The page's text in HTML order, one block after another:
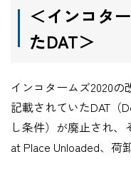
＜インコタ
たDAT＞
インコタームズ2020の
記載されていたDAT（
し条件）が廃止され、
at Place Unloaded、荷